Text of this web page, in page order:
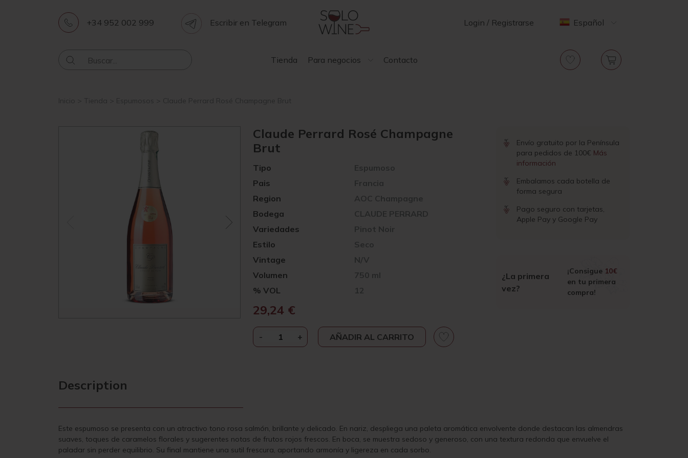
+34 952 002 999 Escribir en Telegram Login / Registrarse Español
Tienda Para negocios Contacto
Inicio Tienda Espumosos Claude Perrard Rosé Champagne Brut
Claude Perrard Rosé Champagne
Brut
Pais Francia
Vintage N/V
Region AOC Champagne
Volumen 750 ml
Bodega CLAUDE PERRARD
% VOL 12
Variedades Pinot Noir
Tipo Espumoso
Estilo Seco
29,24 €
-CLAUDE
PERRARD
+ AÑADIR AL CARRITO
Envío gratuito por la Península
para pedidos de 100€ Más
información
Embalamos cada botella de
forma segura
Pago seguro con tarjetas,
Apple Pay y Google Pay
¿La primera
vez?
¡Consigue 10€
en tu primera
compra!
Description
Este espumoso se presenta con un atractivo tono rosa salmón, brillante y delicado. En nariz, despliega una paleta aromática envolvente donde destacan las almendras
suaves, toques de caramelos florales y sugerentes notas de frutos rojos frescos. En boca, se muestra sedoso y generoso, con una textura redonda que envuelve el
paladar sin perder equilibrio. Su final mantiene una sutil frescura, aportando armonía y ligereza en cada sorbo.